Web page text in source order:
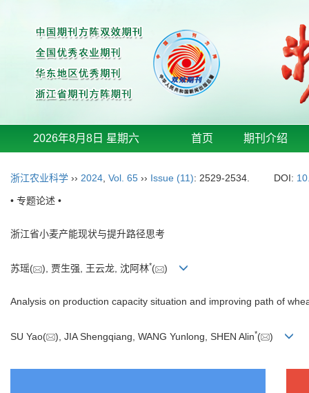
2026年8月8日 星期六 首页 期刊介绍
浙江农业科学 ›› 2024 Vol. 65 ›› Issue (11): 2529-2534. DOI:
• 专题论述 •
浙江省小麦产能现状与提升路径思考
苏瑶( ), 贾生强, 王云龙, 沈阿林*( )
Analysis on production capacity situation and improving path of
SU Yao( ), JIA Shengqiang, WANG Yunlong, SHEN Alin*( )